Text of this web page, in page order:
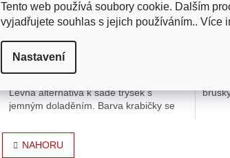
Tento web používá soubory cookie. Dalším
vyjadřujete souhlas s jejich používáním.. Více
Nastavení
Skladem u dodavatele
159 Kč
Levná alternativa k sadě trysek s
jemným doladěním. Barva krabičky se
NAHORU